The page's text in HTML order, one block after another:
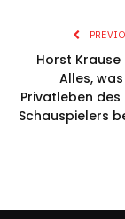
Horst Krause
Alles,
Privatleben
Schauspielers